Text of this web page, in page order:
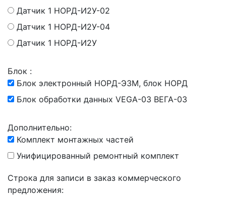
Датчик 1 НОРД-И2У-02
Датчик 1 НОРД-И2У-04
Датчик 1 НОРД-И2У
Блок :
Блок электронный НОРД-Э3М, блок НОРД
Блок обработки данных VEGA-03 ВЕГА-03
Дополнительно:
Комплект монтажных частей
Унифицированный ремонтный комплект
Строка для записи в заказ коммерческого
предложения: